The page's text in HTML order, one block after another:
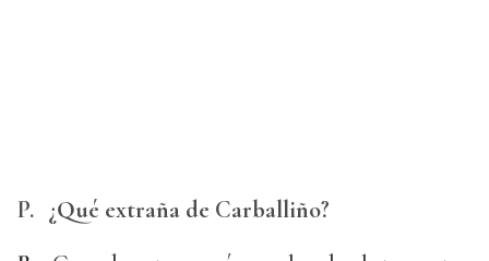
P. ¿Qué extraña de Carballiño?